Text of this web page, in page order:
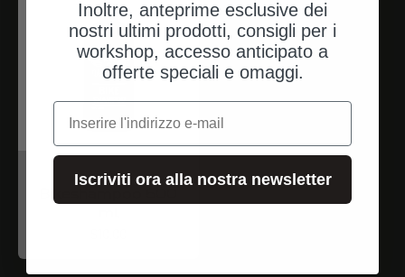
Van Mell
Inoltre, anteprime esclusive dei
nostri ultimi prodotti, consigli per i
workshop, accesso anticipato a
offerte speciali e omaggi.
e-mail
Iscriviti ora alla nostra newsletter